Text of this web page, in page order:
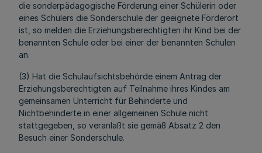
die sonderpädagogische Förderung einer Schülerin oder
eines Schülers die Sonderschule der geeignete Förderort
ist, so melden die Erziehungsberechtigten ihr Kind bei der
benannten Schule oder bei einer der benannten Schulen
an.
(3) Hat die Schulaufsichtsbehörde einem Antrag der
Erziehungsberechtigten auf Teilnahme ihres Kindes am
gemeinsamen Unterricht für Behinderte und
Nichtbehinderte in einer allgemeinen Schule nicht
stattgegeben, so veranlaßt sie gemäß Absatz 2 den
Besuch einer Sonderschule.